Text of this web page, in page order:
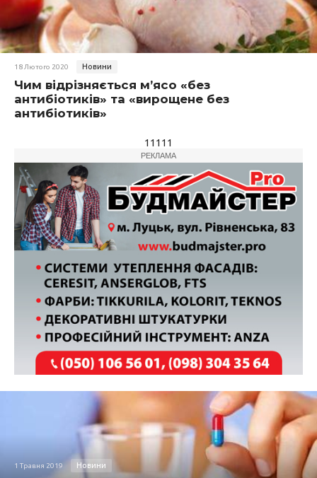
18 Лютого 2020 Новини
Чим відрізняється м’ясо «без
антибіотиків» та «вирощене без
антибіотиків»
11111
РЕКЛАМА
1 Травня 2019 Новини